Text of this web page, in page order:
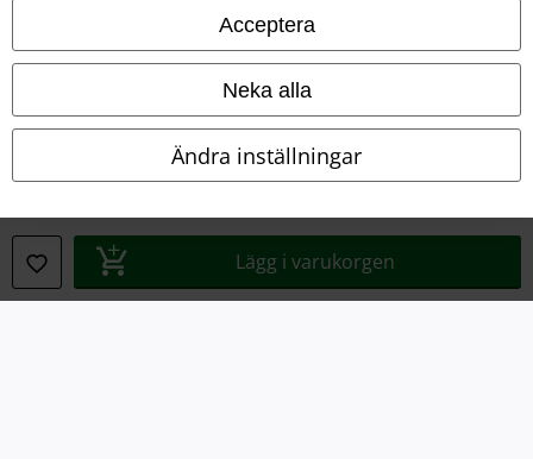
Acceptera
Neka alla
Ändra inställningar
Lägg i varukorgen
Om oss
Ladda ner villkoren
Avfallshantering och miljöskydd
Försäkran om överensstämmelse
Information om tillgänglighet